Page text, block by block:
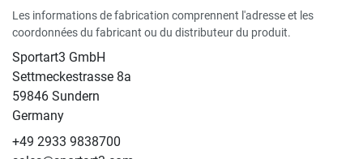
Les informations de fabrication comprennent l'adresse et les
coordonnées du fabricant ou du distributeur du produit.
Sportart3 GmbH
Settmeckestrasse 8a
59846 Sundern
Germany
+49 2933 9838700